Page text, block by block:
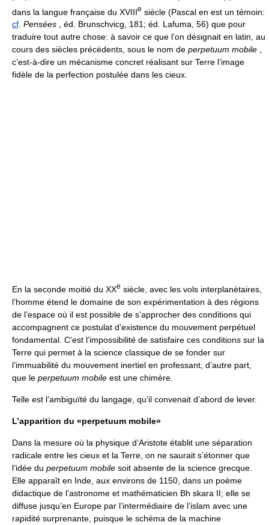
dans la langue française du XVIIIe siècle (Pascal en est un témoin:
cf. Pensées , éd. Brunschvicg, 181; éd. Lafuma, 56) que pour
traduire tout autre chose: à savoir ce que l’on désignait en latin, au
cours des siècles précédents, sous le nom de perpetuum mobile ,
c’est-à-dire un mécanisme concret réalisant sur Terre l’image
fidèle de la perfection postulée dans les cieux.
En la seconde moitié du XXe siècle, avec les vols interplanétaires,
l’homme étend le domaine de son expérimentation à des régions
de l’espace où il est possible de s’approcher des conditions qui
accompagnent ce postulat d’existence du mouvement perpétuel
fondamental. C’est l’impossibilité de satisfaire ces conditions sur la
Terre qui permet à la science classique de se fonder sur
l’immuabilité du mouvement inertiel en professant, d’autre part,
que le perpetuum mobile est une chimère.
Telle est l’ambiguïté du langage, qu’il convenait d’abord de lever.
L’apparition du «perpetuum mobile»
Dans la mesure où la physique d’Aristote établit une séparation
radicale entre les cieux et la Terre, on ne saurait s’étonner que
l’idée du perpetuum mobile soit absente de la science grecque.
Elle apparaît en Inde, aux environs de 1150, dans un poème
didactique de l’astronome et mathématicien Bh skara II; elle se
diffuse jusqu’en Europe par l’intermédiaire de l’islam avec une
rapidité surprenante, puisque le schéma de la machine